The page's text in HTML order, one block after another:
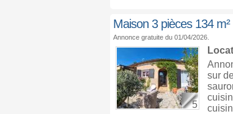
Maison 3 pièces 134 m²
Annonce gratuite du 01/04/2026.
5
sur